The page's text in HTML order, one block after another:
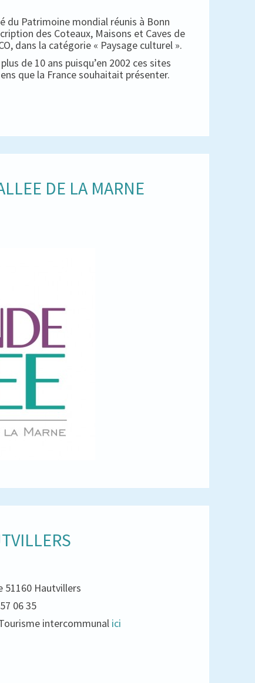
du Patrimoine mondial réunis à Bonn
des Coteaux, Maisons et Caves de
dans la catégorie « Paysage culturel ».
de 10 ans puisqu’en 2002 ces sites
que la France souhaitait présenter.
DE LA MARNE
51160 Hautvillers
06 35
intercommunal ici